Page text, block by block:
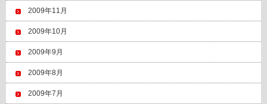
2009年11月
2009年10月
2009年9月
2009年8月
2009年7月